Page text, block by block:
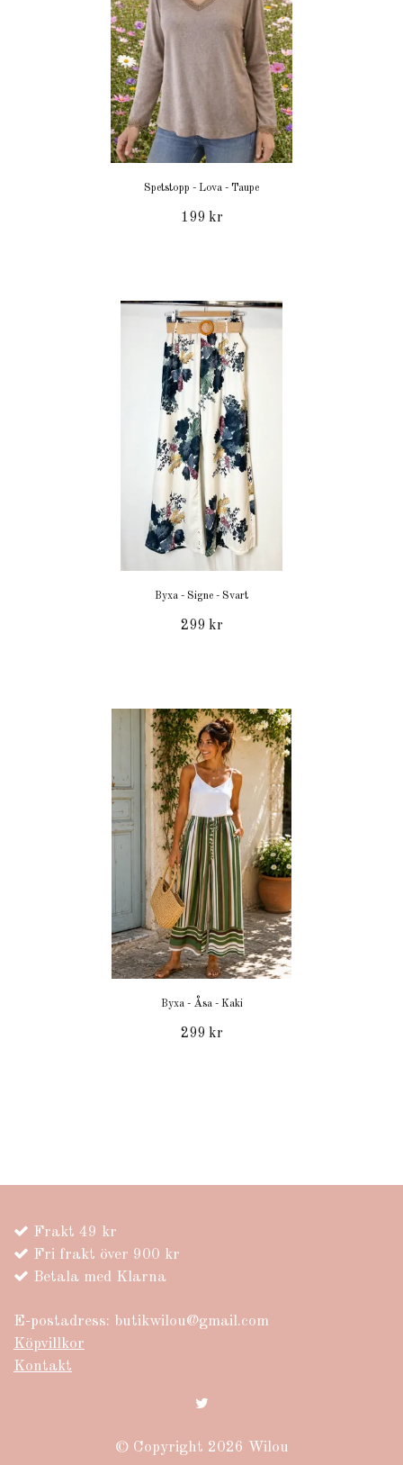
Spetstopp - Lova - Taupe
199 kr
Byxa - Signe - Svart
299 kr
Byxa - Åsa - Kaki
299 kr
Frakt 49 kr
Fri frakt över 900 kr
Betala med Klarna
E-postadress: butikwilou@gmail.com
Köpvillkor
Kontakt
© Copyright 2026 Wilou